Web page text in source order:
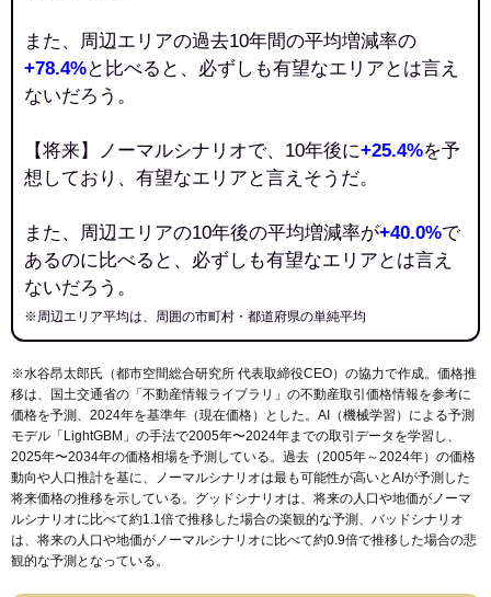
また、周辺エリアの過去10年間の平均増減率の
+78.4%と比べると、必ずしも有望なエリアとは言え
ないだろう。
【将来】ノーマルシナリオで、10年後に+25.4%を予
想しており、有望なエリアと言えそうだ。
また、周辺エリアの10年後の平均増減率が+40.0%で
あるのに比べると、必ずしも有望なエリアとは言え
ないだろう。
※周辺エリア平均は、周囲の市町村・都道府県の単純平均
※水谷昂太郎氏（都市空間総合研究所 代表取締役CEO）の協力で作成。価格推
移は、国土交通省の「 不動産情報ライブラリ 」の不動産取引価格情報を参考に
価格を予測、2024年を基準年（現在価格）とした。AI（機械学習）による予測
モデル「LightGBM」の手法で2005年〜2024年までの取引データを学習し、
2025年〜2034年の価格相場を予測している。過去（2005年～2024年）の価格
動向や人口推計を基に、ノーマルシナリオは最も可能性が高いとAIが予測した
将来価格の推移を示している。グッドシナリオは、将来の人口や地価がノーマ
ルシナリオに比べて約1.1倍で推移した場合の楽観的な予測、バッドシナリオ
は、将来の人口や地価がノーマルシナリオに比べて約0.9倍で推移した場合の悲
観的な予測となっている。